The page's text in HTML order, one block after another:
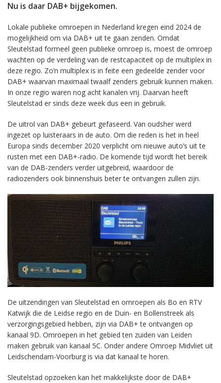
Nu is daar DAB+ bijgekomen.
Lokale publieke omroepen in Nederland kregen eind 2024 de
mogelijkheid om via DAB+ uit te gaan zenden. Omdat
Sleutelstad formeel geen publieke omroep is, moest de omroep
wachten op de verdeling van de restcapaciteit op de multiplex in
deze regio. Zo’n multiplex is in feite een gedeelde zender voor
DAB+ waarvan maximaal twaalf zenders gebruik kunnen maken.
In onze regio waren nog acht kanalen vrij. Daarvan heeft
Sleutelstad er sinds deze week dus een in gebruik.
De uitrol van DAB+ gebeurt gefaseerd. Van oudsher werd
ingezet op luisteraars in de auto. Om die reden is het in heel
Europa sinds december 2020 verplicht om nieuwe auto’s uit te
rusten met een DAB+-radio. De komende tijd wordt het bereik
van de DAB-zenders verder uitgebreid, waardoor de
radiozenders ook binnenshuis beter te ontvangen zullen zijn.
De uitzendingen van Sleutelstad en omroepen als Bo en RTV
Katwijk die de Leidse regio en de Duin- en Bollenstreek als
verzorgingsgebied hebben, zijn via DAB+ te ontvangen op
kanaal 9D. Omroepen in het gebied ten zuiden van Leiden
maken gebruik van kanaal 5C. Onder andere Omroep Midvliet uit
Leidschendam-Voorburg is via dat kanaal te horen.
Sleutelstad opzoeken kan het makkelijkste door de DAB+